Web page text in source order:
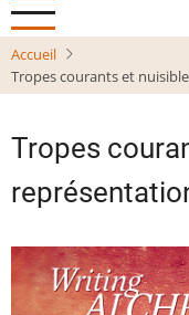
Accueil
Tropes courants et
Tropes